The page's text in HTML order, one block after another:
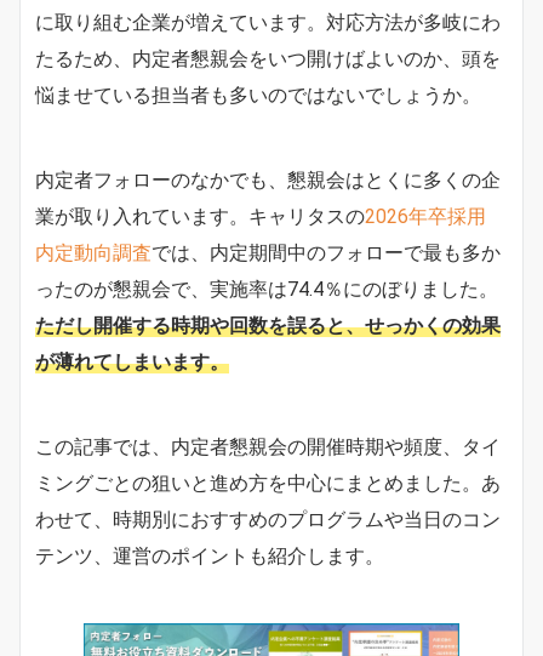
に取り組む企業が増えています。対応方法が多岐にわ
たるため、内定者懇親会をいつ開けばよいのか、頭を
悩ませている担当者も多いのではないでしょうか。
内定者フォローのなかでも、懇親会はとくに多くの企
業が取り入れています。キャリタスの2026年卒採用
内定動向調査では、内定期間中のフォローで最も多か
ったのが懇親会で、実施率は74.4％にのぼりました。
ただし開催する時期や回数を誤ると、せっかくの効果
が薄れてしまいます。
この記事では、内定者懇親会の開催時期や頻度、タイ
ミングごとの狙いと進め方を中心にまとめました。あ
わせて、時期別におすすめのプログラムや当日のコン
テンツ、運営のポイントも紹介します。